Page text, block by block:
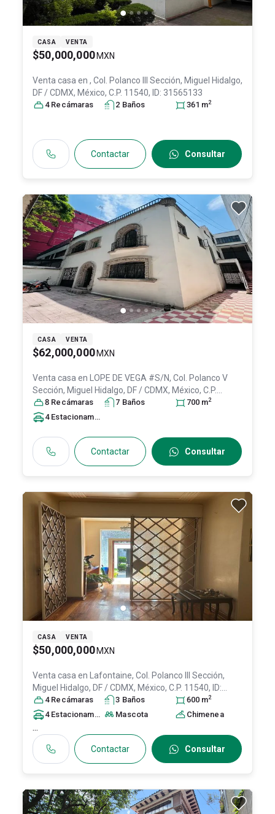
CASA VENTA
$50,000,000 MXN
Venta casa en , Col. Polanco III Sección, Miguel Hidalgo,
DF / CDMX, México, C.P. 11540, ID: 31565133
4 Recámaras 2 Baños 361 m2
Contactar Consultar
CASA VENTA
$62,000,000 MXN
Venta casa en
LOPE DE VEGA #S/N, Col. Polanco V
Sección, Miguel Hidalgo, DF / CDMX, México, C.P.
11560, ID:31582324
8 Recámaras 7 Baños 700 m2
4 Estacionamiento
Contactar Consultar
CASA VENTA
$50,000,000 MXN
Venta casa en
Lafontaine, Col. Polanco III Sección,
Miguel Hidalgo, DF / CDMX, México, C.P. 11540, ID:
31651798
4 Recámaras 3 Baños 600 m2
4 Estacionamiento sMascota Chimenea
...
Contactar Consultar